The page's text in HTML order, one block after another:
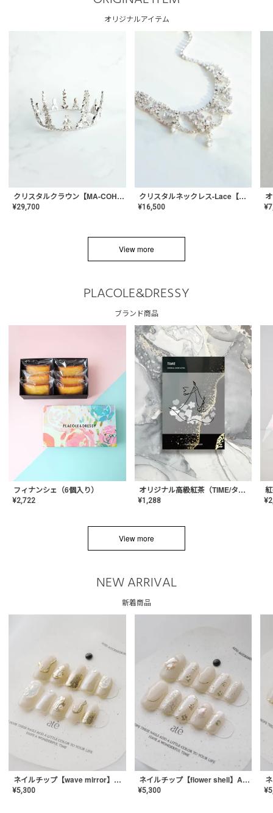
オリジナルアイテム
クリスタルクラウン【MA-COHD-01】韓国風クラウン/ウェディングクラウン/ティアラ
¥29,700
クリスタルネックレス-Lace【MA-CONL-02】
¥16,500 ¥
View more
PLACOLE&DRESSY
ブランド商品
フィナンシェ（6個入り）
¥2,722
オリジナル高級紅茶（TIME/タイム）【ギフト/プチギフト/プレゼント/内祝い/結婚式/オリジナル配合/高品質/ハーブティー/茶葉/記念日/お返し/手土産/美容/おしゃれ】
¥1,288 ¥
View more
NEW ARRIVAL
新着商品
ネイルチップ【wave mirror】AE-CONA-04
¥5,300
ネイルチップ【flower shell】AE-CONA-03
¥5,300 ¥